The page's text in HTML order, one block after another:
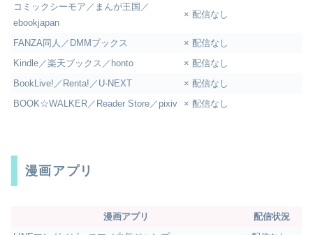
コミックシーモア／まんが王国／
ebookjapan
× 配信なし
FANZA同人／DMMブックス
× 配信なし
Kindle／楽天ブックス／honto
× 配信なし
BookLive!／Renta!／U-NEXT
× 配信なし
BOOK☆WALKER／Reader Store／pixiv
× 配信なし
漫画アプリ
漫画アプリ
配信状況